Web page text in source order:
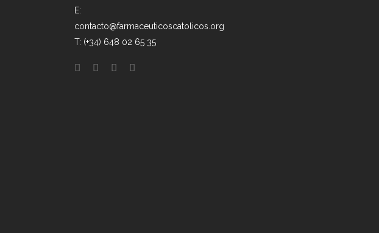
E:
contacto@farmaceuticoscatolicos.org
T: (+34) 648 02 65 35